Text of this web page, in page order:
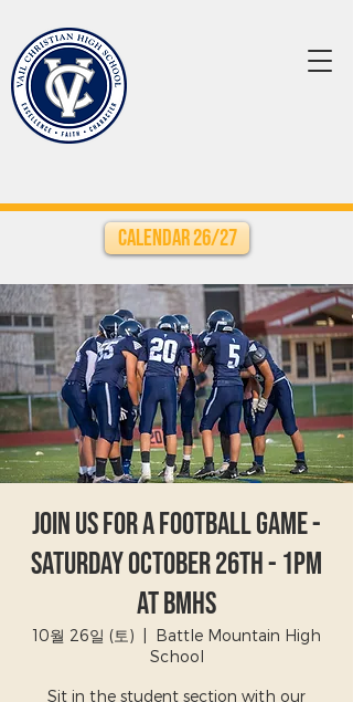
Calendar 26/27
Join Us For A Football Game -
Saturday October 26th - 1PM
at BMHS
10월 26일 (토)
Battle Mountain High
School
Sit in the student section with our